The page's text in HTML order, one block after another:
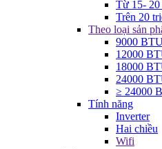
Từ 15- 20
Trên 20
Theo loại sản
9000
12000
18000
24000
≥ 24000
Tính năng
Inverter
Hai chiều
Wifi